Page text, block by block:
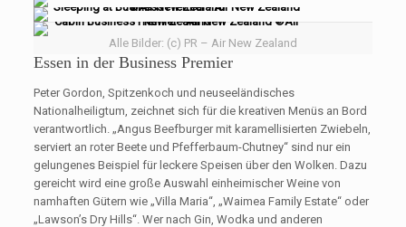
Alle Bilder: (c) PR – Air New Zealand
Essen in der Business Premier
Peter Gordon, Spitzenkoch und neuseeländisches
Nationalheiligtum, zeichnet sich für die kreativen Menüs an Bord
verantwortlich. „Angus Beefburger mit karamellisierten Zwiebeln,
serviert an roter Beete und Pfefferbaum-Chutney“ sind nur ein
gelungenes Beispiel für leckere Speisen über den Wolken. Dazu
gereicht wird eine große Auswahl einheimischer Weine von
namhaften Gütern wie „Villa Maria“, „Waimea Family Estate“ oder
„Lawson’s Dry Hills“. Wer nach Gin, Wodka und anderen